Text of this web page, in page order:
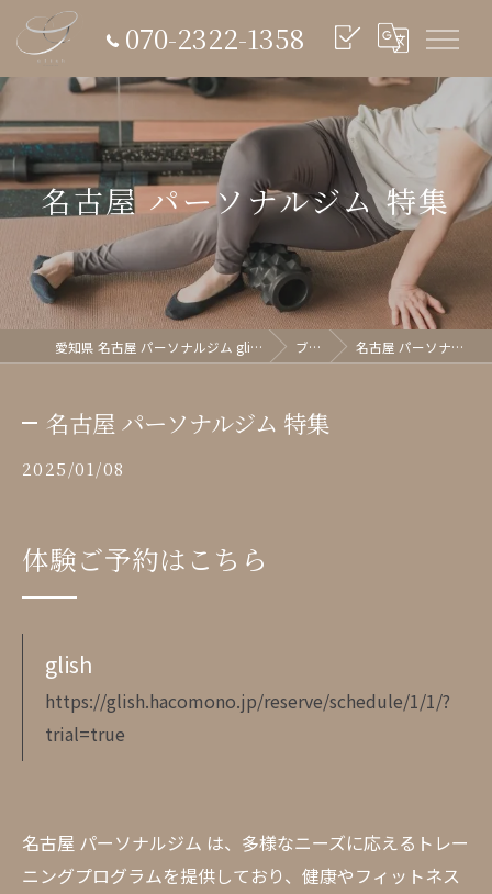
070-2322-1358
名古屋 パーソナルジム 特集
愛知県 名古屋 パーソナルジム glish《グリッシュ》 ブログ 名古屋 パーソナルジム 特集
名古屋 パーソナルジム 特集
2025/01/08
体験ご予約はこちら
glish
https://glish.hacomono.jp/reserve/schedule/1/1/?
trial=true
名古屋 パーソナルジム は、多様なニーズに応えるトレー
ニングプログラムを提供しており、健康やフィットネス